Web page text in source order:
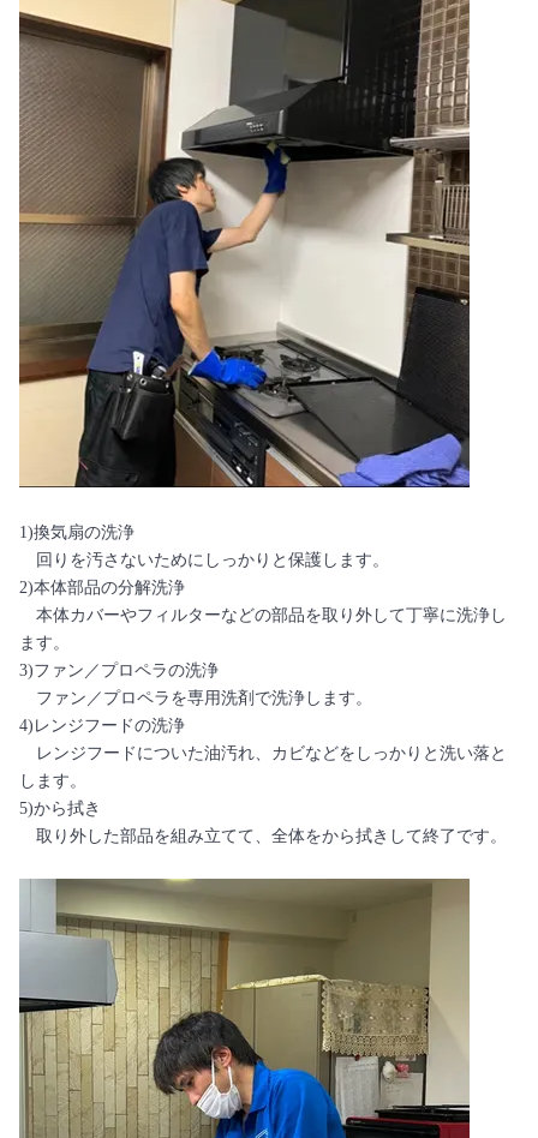
1)換気扇の洗浄
回りを汚さないためにしっかりと保護します。
2)本体部品の分解洗浄
本体カバーやフィルターなどの部品を取り外して丁寧に洗浄し
ます。
3)ファン／プロペラの洗浄
ファン／プロペラを専用洗剤で洗浄します。
4)レンジフードの洗浄
レンジフードについた油汚れ、カビなどをしっかりと洗い落と
します。
5)から拭き
取り外した部品を組み立てて、全体をから拭きして終了です。